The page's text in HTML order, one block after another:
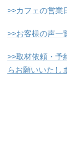
>>カフェの営業
>>お客様の声一
>>取材依頼・予
らお願いいたし